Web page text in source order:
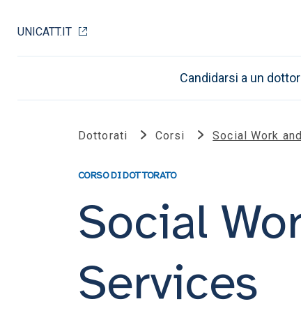
UNICATT.IT
Candidarsi a un
Dottorati Corsi Social Work
CORSO DI DOTTORATO
Social
Services